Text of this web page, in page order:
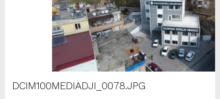
DCIM100MEDIADJI_0078.JPG